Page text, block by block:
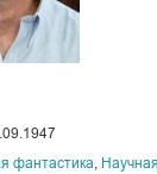
фантастика,